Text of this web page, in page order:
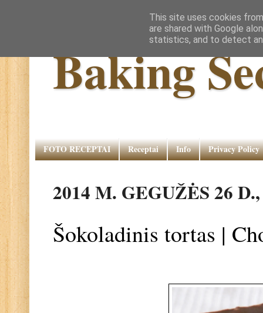
Baking
FOTO RECEPTAI Receptai Info Privacy Policy
2014 M. GEGUŽĖS 26
Šokoladinis tortas |
This site uses cookies
are shared with Google
statistics, and to detect